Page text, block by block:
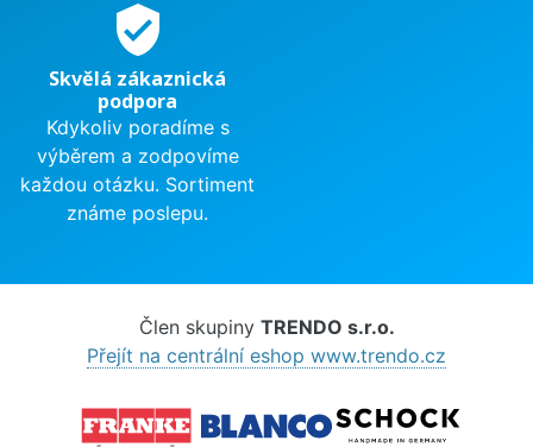
verified_user
Skvělá zákaznická
podpora
Kdykoliv poradíme s
výběrem a zodpovíme
každou otázku. Sortiment
známe poslepu.
Člen skupiny TRENDO s.r.o.
Přejít na centrální eshop www.trendo.cz